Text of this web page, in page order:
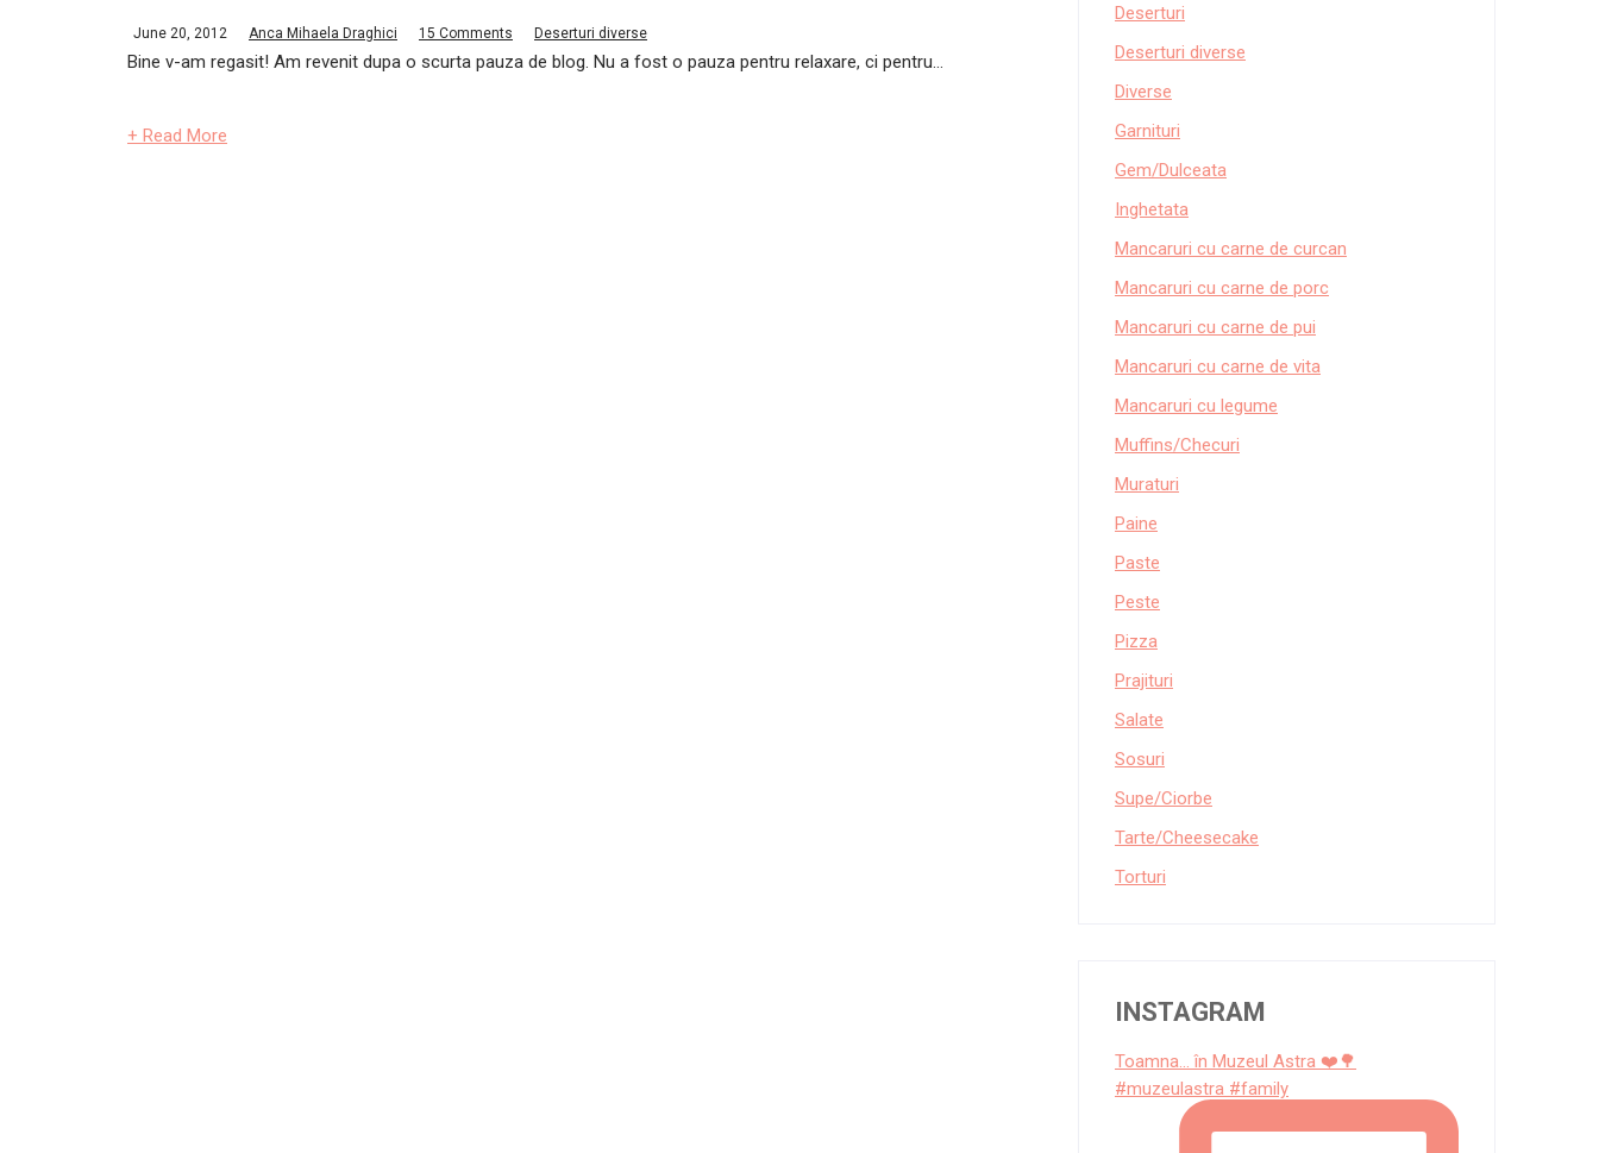
June 20, 2012 Anca Mihaela Draghici 15 Comments Deserturi diverse
Bine v-am regasit! Am revenit dupa o scurta pauza de blog. Nu a fost o pauza pentru relaxare, ci pentru...
+ Read More
Deserturi
Deserturi diverse
Diverse
Garnituri
Gem/Dulceata
Inghetata
Mancaruri cu carne de curcan
Mancaruri cu carne de porc
Mancaruri cu carne de pui
Mancaruri cu carne de vita
Mancaruri cu legume
Muffins/Checuri
Muraturi
Paine
Paste
Peste
Pizza
Prajituri
Salate
Sosuri
Supe/Ciorbe
Tarte/Cheesecake
Torturi
INSTAGRAM
Toamna... în Muzeul Astra ❤️🌳
#muzeulastra #family